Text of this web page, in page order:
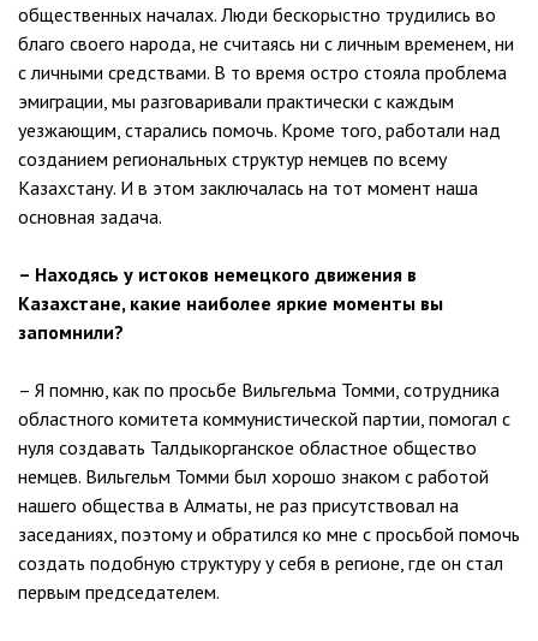
общественных началах. Люди бескорыстно трудились во
благо своего народа, не считаясь ни с личным временем, ни
с личными средствами. В то время остро стояла проблема
эмиграции, мы разговаривали практически с каждым
уезжающим, старались помочь. Кроме того, работали над
созданием региональных структур немцев по всему
Казахстану. И в этом заключалась на тот момент наша
основная задача.
– Находясь у истоков немецкого движения в
Казахстане, какие наиболее яркие моменты вы
запомнили?
– Я помню, как по просьбе Вильгельма Томми, сотрудника
областного комитета коммунистической партии, помогал с
нуля создавать Талдыкорганское областное общество
немцев. Вильгельм Томми был хорошо знаком с работой
нашего общества в Алматы, не раз присутствовал на
заседаниях, поэтому и обратился ко мне с просьбой помочь
создать подобную структуру у себя в регионе, где он стал
первым председателем.